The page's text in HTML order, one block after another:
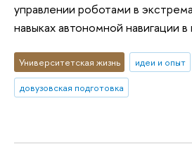
управлении роботами в
навыках автономной навигации
Университетская жизнь идеи и опыт
довузовская подготовка